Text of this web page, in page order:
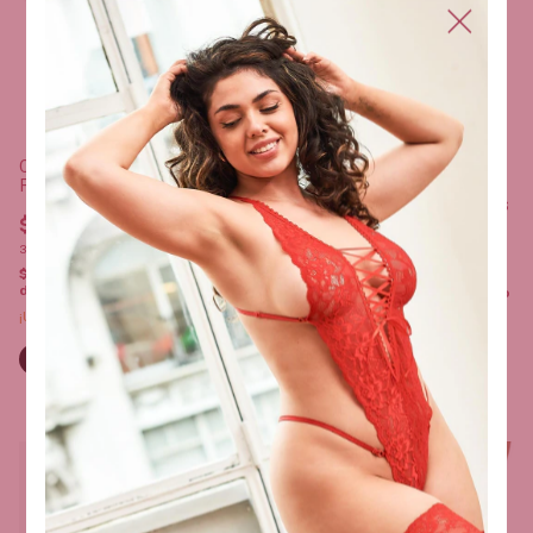
Corset y Less Doble Tira de
Red con Tela Engomada
$31.490,00
3 $10.496,67 sin interés
$29.915,50 con Transferencia o
depósito
¡Última unidad!
Body Red Manga Larga Strass
$29.100,00
x$9.700,00 sin interés
$27.645,00con
Transferencia o
depósito
¡Última unidad!
Comprar